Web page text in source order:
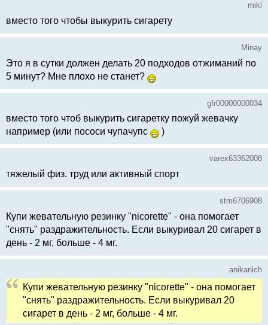
mikl
вместо того чтобы выкурить сигарету
Minay
Это я в сутки должен делать 20 подходов отжиманий по
5 минут? Мне плохо не станет?
gfr00000000034
вместо того чтоб выкурить сигаретку пожуй жевачку
например (или пососи чупачупс
)
varex63362008
тяжелый физ. труд или активный спорт
stm6706908
Купи жевательную резинку "nicorette" - она помогает
"снять" раздражительность. Если выкуривал 20 сигарет в
день - 2 мг, больше - 4 мг.
anikanich
Купи жевательную резинку "nicorette" - она помогает
"снять" раздражительность. Если выкуривал 20
сигарет в день - 2 мг, больше - 4 мг.